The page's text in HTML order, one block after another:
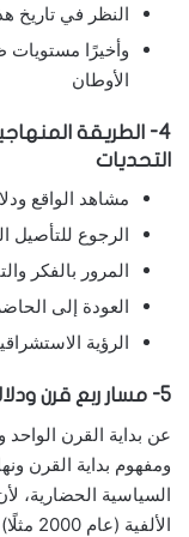
النظر في تاريخ
وأخيرًا
الأوطان
4- الطريقة
التحديات
مشاهد الواقع
الرجوع للتأصيل
المرور بالفكر
العودة إلى
الرؤية
5- مسار ربع قرن ودلالاته.. عن أي ربع قرن نتحدث؟
عن بداية القرن
ومفهوم بداية القرن
السياسية الحضارية،